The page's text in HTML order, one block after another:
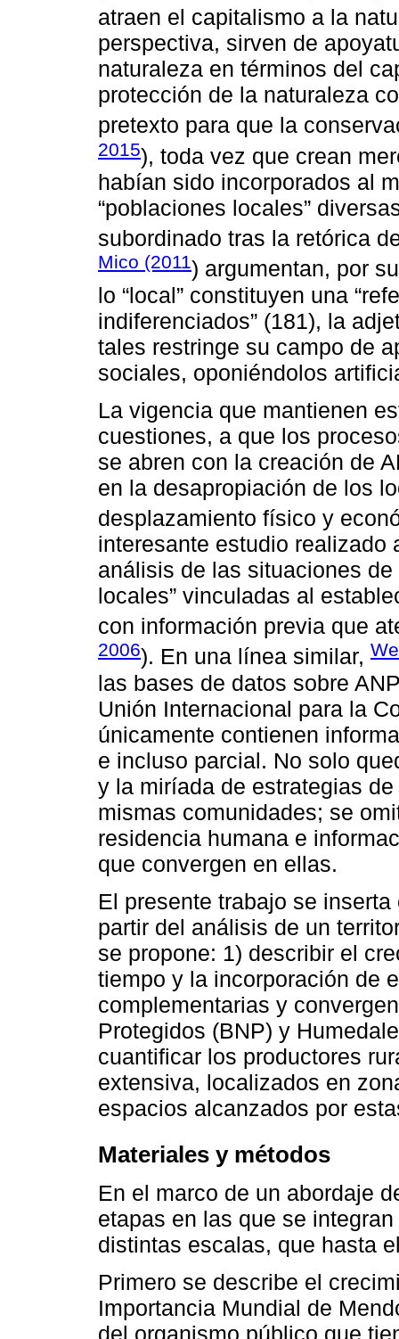
atraen el capitalismo a la
perspectiva, sirven de
naturaleza en términos del
protección de la naturaleza
pretexto para que la
2015), toda vez que crean
habían sido incorporados al
“poblaciones locales”
subordinado tras la retórica
Mico (2011) argumentan, por
lo “local” constituyen una
indiferenciados” (181), la
tales restringe su campo de
sociales, oponiéndolos
La vigencia que mantienen
cuestiones, a que los
se abren con la creación de
en la desapropiación de los
desplazamiento físico y
interesante estudio realizado
análisis de las situaciones
locales” vinculadas al
con información previa que
2006). En una línea similar,
las bases de datos sobre
Unión Internacional para la
únicamente contienen
e incluso parcial. No solo
y la miríada de estrategias
mismas comunidades; se
residencia humana e
que convergen en ellas.
El presente trabajo se
partir del análisis de un
se propone: 1) describir el
tiempo y la incorporación de
complementarias y
Protegidos (BNP) y
cuantificar los productores
extensiva, localizados en
espacios alcanzados por
Materiales y métodos
En el marco de un abordaje
etapas en las que se
distintas escalas, que hasta
Primero se describe el
Importancia Mundial de
del organismo público que